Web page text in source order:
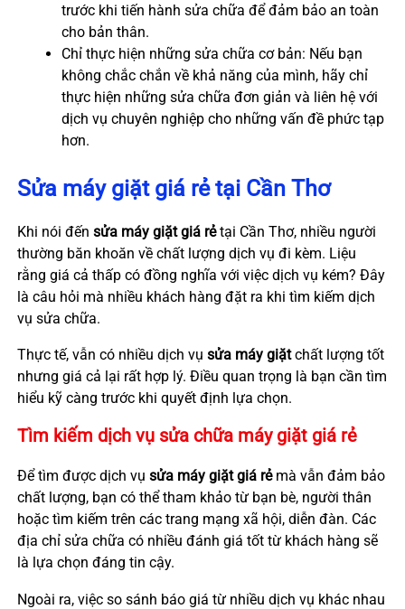
trước khi tiến hành sửa chữa để đảm bảo an toàn
cho bản thân.
Chỉ thực hiện những sửa chữa cơ bản: Nếu bạn
không chắc chắn về khả năng của mình, hãy chỉ
thực hiện những sửa chữa đơn giản và liên hệ với
dịch vụ chuyên nghiệp cho những vấn đề phức tạp
hơn.
Sửa máy giặt giá rẻ tại Cần Thơ
Khi nói đến sửa máy giặt giá rẻtại Cần Thơ, nhiều người
thường băn khoăn về chất lượng dịch vụ đi kèm. Liệu
rằng giá cả thấp có đồng nghĩa với việc dịch vụ kém? Đây
là câu hỏi mà nhiều khách hàng đặt ra khi tìm kiếm dịch
vụ sửa chữa.
Thực tế, vẫn có nhiều dịch vụ sửa máy giặtchất lượng tốt
nhưng giá cả lại rất hợp lý. Điều quan trọng là bạn cần tìm
hiểu kỹ càng trước khi quyết định lựa chọn.
Tìm kiếm dịch vụ sửa chữa máy giặt giá rẻ
Để tìm được dịch vụ sửa máy giặt giá rẻmà vẫn đảm bảo
chất lượng, bạn có thể tham khảo từ bạn bè, người thân
hoặc tìm kiếm trên các trang mạng xã hội, diễn đàn. Các
địa chỉ sửa chữa có nhiều đánh giá tốt từ khách hàng sẽ
là lựa chọn đáng tin cậy.
Ngoài ra, việc so sánh báo giá từ nhiều dịch vụ khác nhau